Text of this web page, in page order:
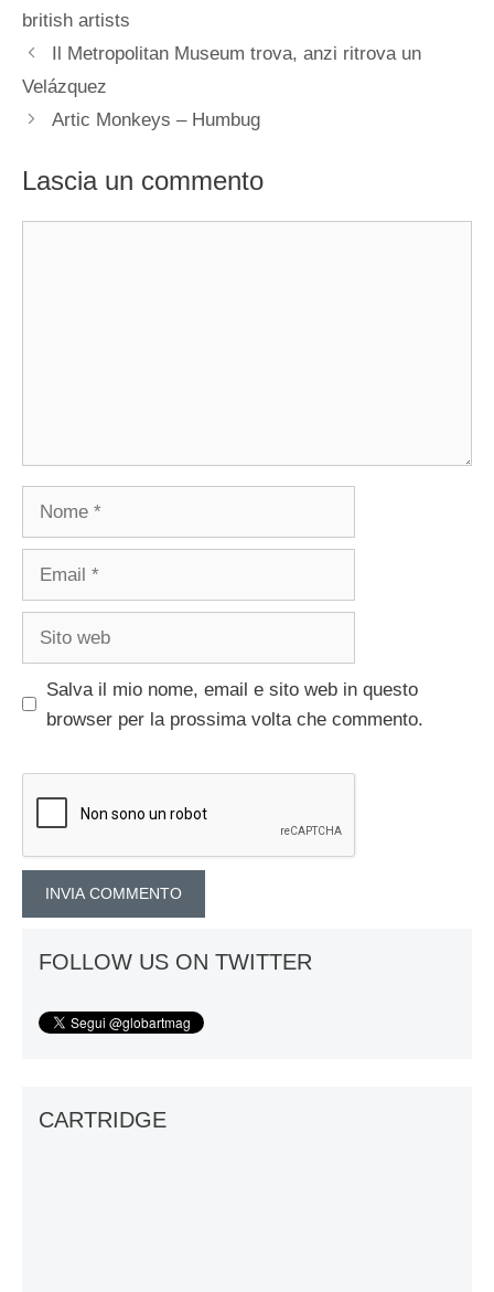
british artists
Il Metropolitan Museum trova, anzi ritrova un
Velázquez
Artic Monkeys – Humbug
Lascia un commento
Salva il mio nome, email e sito web in questo
browser per la prossima volta che commento.
FOLLOW US ON TWITTER
CARTRIDGE